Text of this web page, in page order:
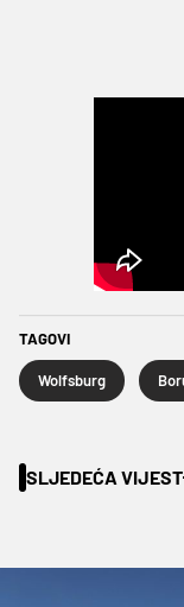
TAGOVI
Wolfsburg
SLJEDEĆA VIJEST